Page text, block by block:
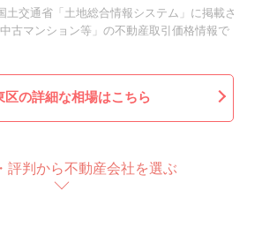
土交通省「土地総合情報システム」に掲載さ
古マンション等」の不動産取引価格情報で
区の詳細な相場はこちら
評判から不動産会社を選ぶ